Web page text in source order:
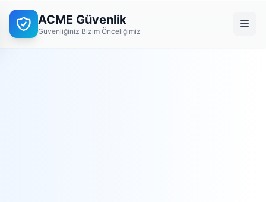
ACME Güvenlik
Güvenliğiniz Bizim Önceliğimiz